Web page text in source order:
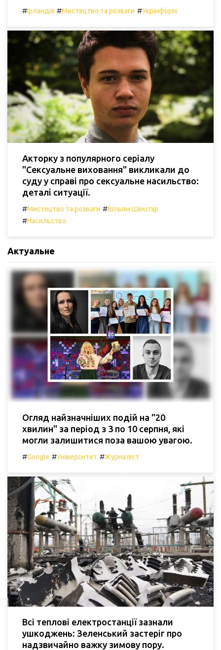
#Ірландія #Мистецтво та розваги #Укрінформ
Акторку з популярного серіалу
"Сексуальне виховання" викликали до
суду у справі про сексуальне насильство:
деталі ситуації.
#Мистецтво та розваги #Вільям Шекспір
#Насильство
Актуальне
Огляд найзначніших подій на "20
хвилин" за період з 3 по 10 серпня, які
могли залишитися поза вашою увагою.
#Google #Університет #Журналіст
Всі теплові електростанції зазнали
ушкоджень: Зеленський застеріг про
надзвичайно важку зимову пору.